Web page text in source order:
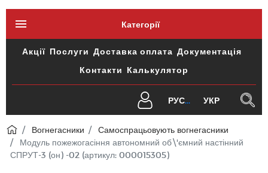
Категорії
Акції Послуги Доставка оплата Документація
Контакти Калькулятор
РУС УКР
Вогнегасники
Самоспрацьовують вогнегасники
Модуль пожежогасіння автономний об\'ємний настінний
СПРУТ-3 (он) -02 (артикул: 000015305)